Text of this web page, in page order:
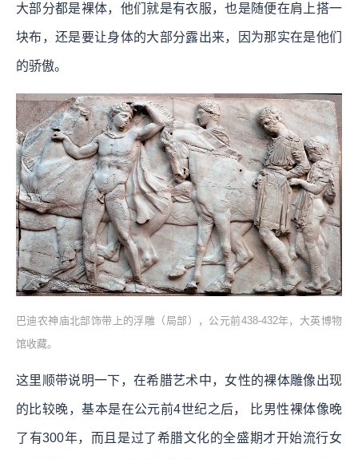
大部分都是裸体，他们就是有衣服，也是随便在肩上搭一
块布，还是要让身体的大部分露出来，因为那实在是他们
的骄傲。
巴迪农神庙北部饰带上的浮雕（局部），公元前438-432年，大英博物
馆收藏。
这里顺带说明一下，在希腊艺术中，女性的裸体雕像出现
的比较晚，基本是在公元前4世纪之后， 比男性裸体像晚
了有300年，而且是过了希腊文化的全盛期才开始流行女